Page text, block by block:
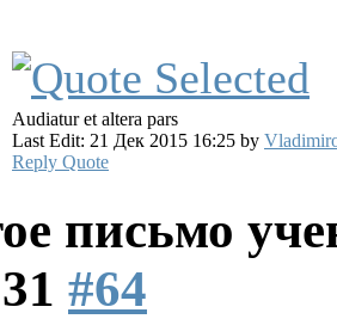
Audiatur et altera pars
Last Edit: 21 Дек 2015 16:25 by
Reply Quote
письмо
#64